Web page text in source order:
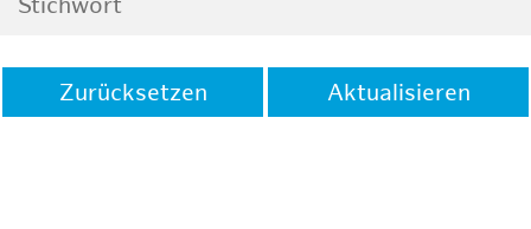
Zurücksetzen Aktualisieren